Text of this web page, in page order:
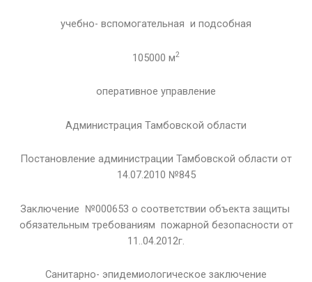
учебно- вспомогательная и подсобная
105000 м2
оперативное управление
Администрация Тамбовской области
Постановление администрации Тамбовской области от
14.07.2010 №845
Заключение №000653 о соответствии объекта защиты
обязательным требованиям пожарной безопасности от
11..04.2012г.
Санитарно- эпидемиологическое заключение